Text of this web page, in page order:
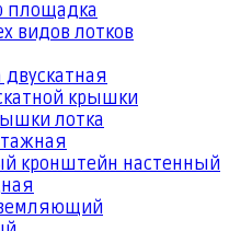
площадка
видов лотков
крышки
лотка
кронштейн настенный